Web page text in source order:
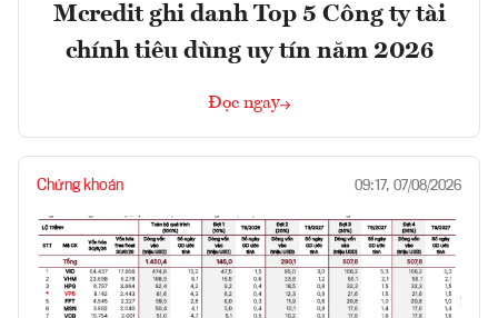
Mcredit ghi danh Top 5 Công ty tài
chính tiêu dùng uy tín năm 2026
Đọc ngay
Chứng khoán 09:17, 07/08/2026